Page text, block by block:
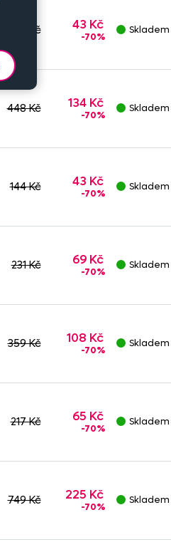
144 Kč 43 Kč
-70%
Skladem
448 Kč 134 Kč
-70%
Skladem
144 Kč 43 Kč
-70%
Skladem
231 Kč 69 Kč
-70%
Skladem
359 Kč 108 Kč
-70%
Skladem
217 Kč 65 Kč
-70%
Skladem
749 Kč 225 Kč
-70%
Skladem